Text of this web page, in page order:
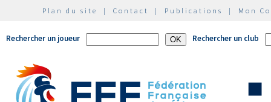
Plan du site | Contact | Publications | Mon
Rechercher un joueur Rechercher un club